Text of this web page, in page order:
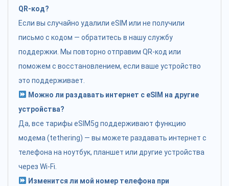
QR-код?
Если вы случайно удалили eSIM или не получили
письмо с кодом — обратитесь в нашу службу
поддержки. Мы повторно отправим QR-код или
поможем с восстановлением, если ваше устройство
это поддерживает.
Можно ли раздавать интернет с eSIM на другие
устройства?
Да, все тарифы eSIM5g поддерживают функцию
модема (tethering) — вы можете раздавать интернет с
телефона на ноутбук, планшет или другие устройства
через Wi-Fi.
Изменится ли мой номер телефона при